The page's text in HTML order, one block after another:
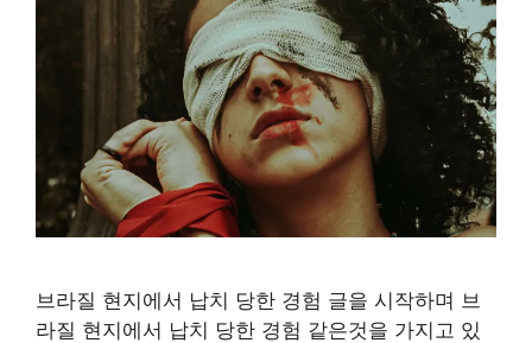
브라질 현지에서 납치 당한 경험 글을 시작하며 브
라질 현지에서 납치 당한 경험 같은것을 가지고 있